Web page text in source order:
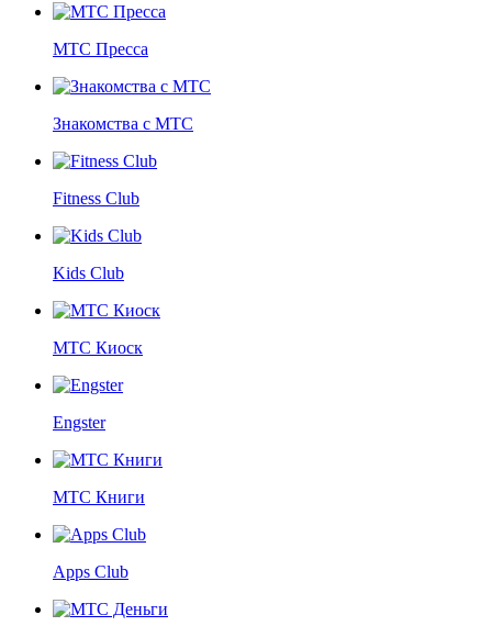
МТС Пресса
Знакомства с МТС
Fitness Club
Kids Club
МТС Киоск
Engster
МТС Книги
Apps Club